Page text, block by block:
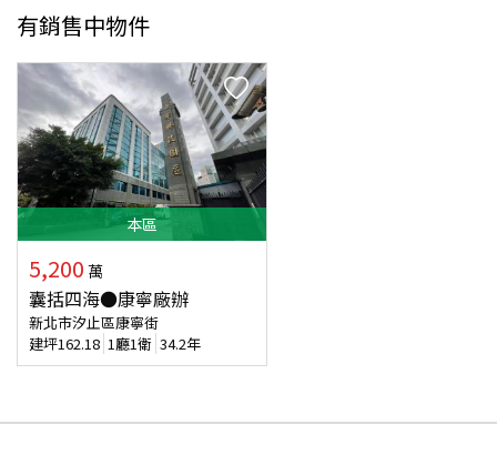
有銷售中物件
本區
5,200 萬
囊括四海●康寧廠辦
新北市汐止區康寧街
建坪162.18 1廳1衛 34.2年